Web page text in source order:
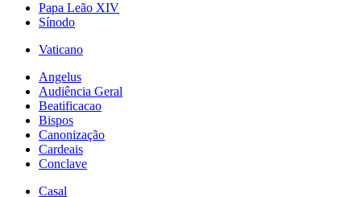
Papa Leão XIV
Sínodo
Vaticano
Angelus
Audiência Geral
Beatificacao
Bispos
Canonização
Cardeais
Conclave
Casal